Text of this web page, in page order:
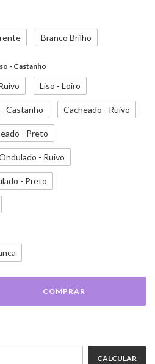
Branco Brilho
- Castanho
Liso - Loiro
Castanho Cacheado - Ruivo
- Preto
- Ruivo
- Preto
CALCULAR